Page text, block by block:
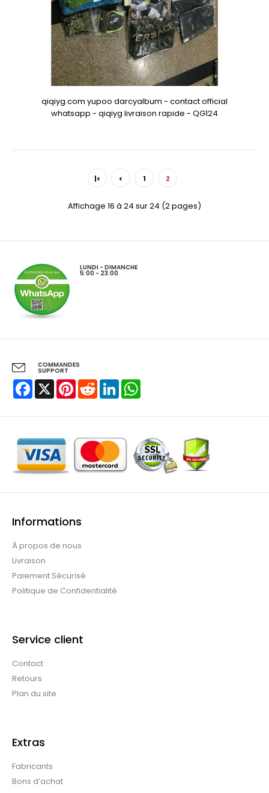
qiqiyg.com yupoo darcyalbum - contact official
whatsapp - qiqiyg livraison rapide - QG124
|< < 1 2
Affichage 16 à 24 sur 24 (2 pages)
LUNDI - DIMANCHE
5:00 - 23:00
COMMANDES
SUPPORT
Facebook
X PinterestRedditLinkedIn
Informations
À propos de nous
Livraison
Paiement Sécurisé
Politique de Confidentialité
Service client
Contact
Retours
Plan du site
Extras
Fabricants
Bons d’achat